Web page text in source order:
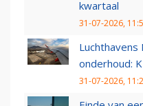
kwartaal
31-07-2026,
Luchthavens
onderhoud:
31-07-2026,